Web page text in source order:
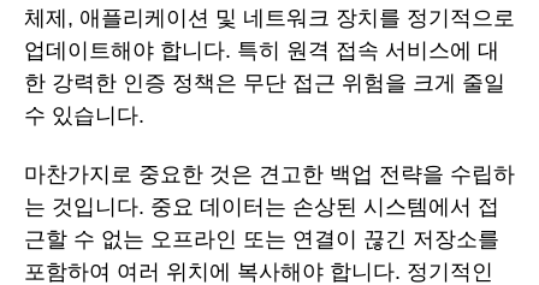
체제, 애플리케이션 및 네트워크 장치를 정기적으로
업데이트해야 합니다. 특히 원격 접속 서비스에 대
한 강력한 인증 정책은 무단 접근 위험을 크게 줄일
수 있습니다.
마찬가지로 중요한 것은 견고한 백업 전략을 수립하
는 것입니다. 중요 데이터는 손상된 시스템에서 접
근할 수 없는 오프라인 또는 연결이 끊긴 저장소를
포함하여 여러 위치에 복사해야 합니다. 정기적인